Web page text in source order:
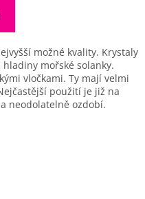
možné kvality. Krystaly
mořské solanky.
vločkami. Ty mají velmi
použití je již na
neodolatelně ozdobí.